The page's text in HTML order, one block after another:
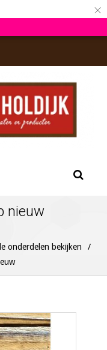
×
nieuw
onderdelen bekijken
/